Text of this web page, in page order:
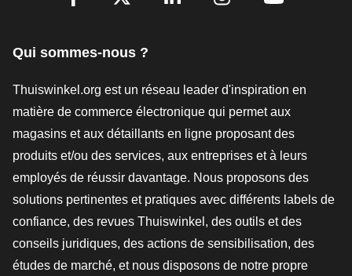
Qui sommes-nous ?
Thuiswinkel.org est un réseau leader d'inspiration en
matière de commerce électronique qui permet aux
magasins et aux détaillants en ligne proposant des
produits et/ou des services, aux entreprises et à leurs
employés de réussir davantage. Nous proposons des
solutions pertinentes et pratiques avec différents labels de
confiance, des revues Thuiswinkel, des outils et des
conseils juridiques, des actions de sensibilisation, des
études de marché, et nous disposons de notre propre